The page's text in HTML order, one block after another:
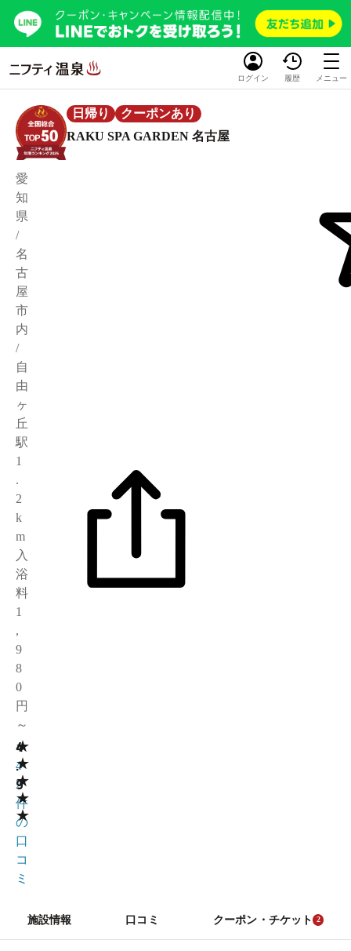
ログイン 履歴 メニュー
日帰り
クーポンあり
RAKU SPA GARDEN 名古屋
愛
知
県
/
名
古
屋
市
内
/
自
由
ヶ
丘
駅
1
.
2
k
m
入
浴
料
1
,
9
8
0
円
～
★
★
★
★
★
4
.
9
4
4
2
件
の
口
コ
ミ
施設情報 口コミ クーポン・チケット 2